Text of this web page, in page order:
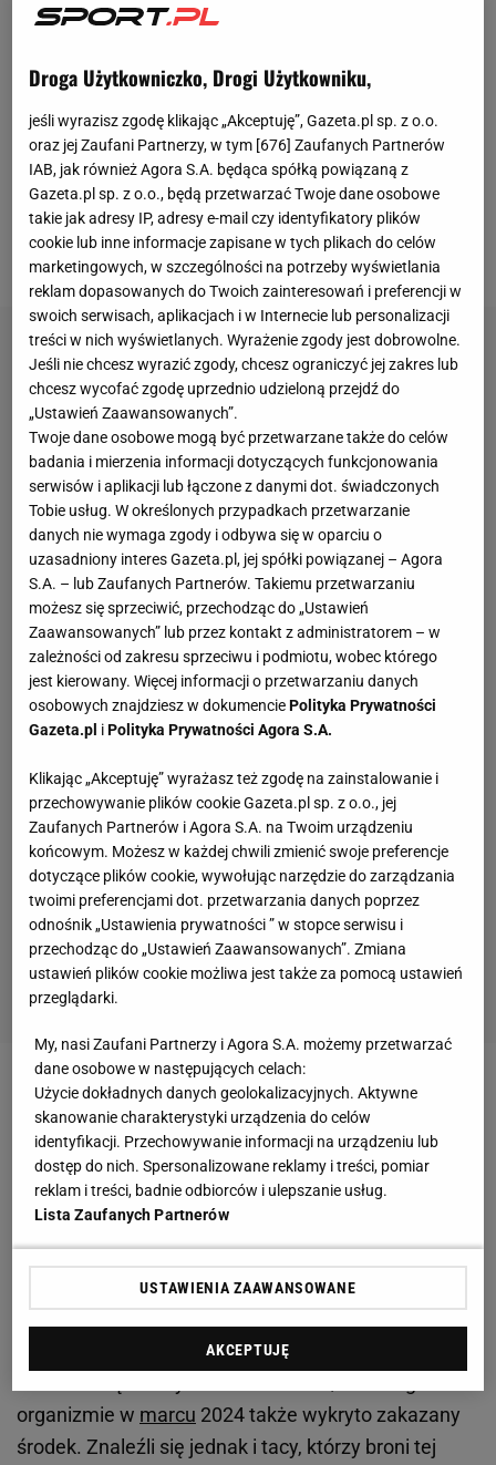
była... zawieszona za doping. W jej organizmie
wykryto śladowe ilości trimetazydyny, którą
zanieczyszczony był jeden z leków, branych przez
Polkę. 23-latka przyjęła zakazaną substancję
nieświadomie, więc skończyło się na tylko
miesięcznym zawieszeniu. I choć od tej sprawy
minęło już kilkanaście tygodni, to wciąż nie milkną jej
echa.
Zobacz wideoIga Świątek zawiodła? "Nie było
czego zbierać"
Mats Wilander zaskoczony realiami, w jakich
obecnie żyje Świątek i inni gracze. "Nie powinni
nawet wychodzić do restauracji"
oskarżenia o stosowanie podwójnych standardów
organizmie w marcu 2024 także wykryto zakazany
środek. Znaleźli się jednak i tacy, którzy broni tej
Droga Użytkowniczko, Drogi Użytkowniku,
jeśli wyrazisz zgodę klikając „Akceptuję”, Gazeta.pl sp. z o.o.
oraz jej Zaufani Partnerzy, w tym [676] Zaufanych Partnerów
IAB, jak również Agora S.A. będąca spółką powiązaną z
Gazeta.pl sp. z o.o., będą przetwarzać Twoje dane osobowe
takie jak adresy IP, adresy e-mail czy identyfikatory plików
cookie lub inne informacje zapisane w tych plikach do celów
marketingowych, w szczególności na potrzeby wyświetlania
reklam dopasowanych do Twoich zainteresowań i preferencji w
swoich serwisach, aplikacjach i w Internecie lub personalizacji
treści w nich wyświetlanych. Wyrażenie zgody jest dobrowolne.
Jeśli nie chcesz wyrazić zgody, chcesz ograniczyć jej zakres lub
chcesz wycofać zgodę uprzednio udzieloną przejdź do
„Ustawień Zaawansowanych”.
Twoje dane osobowe mogą być przetwarzane także do celów
badania i mierzenia informacji dotyczących funkcjonowania
serwisów i aplikacji lub łączone z danymi dot. świadczonych
Tobie usług. W określonych przypadkach przetwarzanie
danych nie wymaga zgody i odbywa się w oparciu o
uzasadniony interes Gazeta.pl, jej spółki powiązanej – Agora
S.A. – lub Zaufanych Partnerów. Takiemu przetwarzaniu
możesz się sprzeciwić, przechodząc do „Ustawień
Zaawansowanych” lub przez kontakt z administratorem – w
zależności od zakresu sprzeciwu i podmiotu, wobec którego
jest kierowany. Więcej informacji o przetwarzaniu danych
osobowych znajdziesz w dokumenciePolityka Prywatności
Gazeta.pl iPolityka Prywatności Agora S.A.
Klikając „Akceptuję” wyrażasz też zgodę na zainstalowanie i
przechowywanie plików cookie Gazeta.pl sp. z o.o., jej
Zaufanych Partnerów i Agora S.A. na Twoim urządzeniu
końcowym. Możesz w każdej chwili zmienić swoje preferencje
dotyczące plików cookie, wywołując narzędzie do zarządzania
twoimi preferencjami dot. przetwarzania danych poprzez
odnośnik „Ustawienia prywatności ” w stopce serwisu i
przechodząc do „Ustawień Zaawansowanych”. Zmiana
ustawień plików cookie możliwa jest także za pomocą ustawień
przeglądarki.
My, nasi Zaufani Partnerzy i Agora S.A. możemy przetwarzać
dane osobowe w następujących celach:
Użycie dokładnych danych geolokalizacyjnych. Aktywne
skanowanie charakterystyki urządzenia do celów
identyfikacji. Przechowywanie informacji na urządzeniu lub
dostęp do nich. Spersonalizowane reklamy i treści, pomiar
reklam i treści, badnie odbiorców i ulepszanie usług.
Lista Zaufanych Partnerów
USTAWIENIA ZAAWANSOWANE
AKCEPTUJĘ